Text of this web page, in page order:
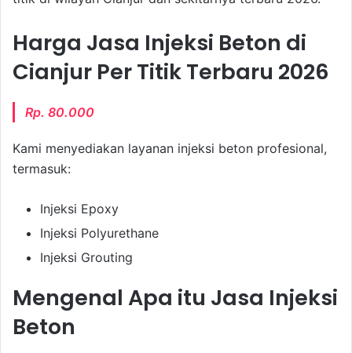
Harga Jasa Injeksi Beton di
Cianjur Per Titik Terbaru 2026
Rp. 80.000
Kami menyediakan layanan injeksi beton profesional,
termasuk:
Injeksi Epoxy
Injeksi Polyurethane
Injeksi Grouting
Mengenal Apa itu Jasa Injeksi
Beton